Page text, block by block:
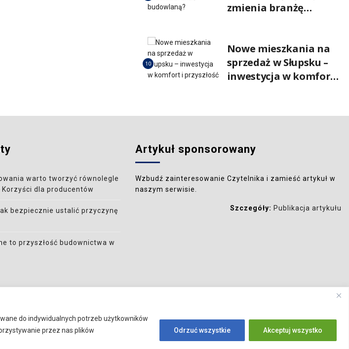
do indywidualnych potrzeb użytkowników
przez nas plików
Odrzuć wszystkie Akceptuj wszystko
zmienia branżę
10
Nowe mieszkania na
sprzedaż w Słupsku –
inwestycja w komfort i
warto tworzyć równolegle
dla producentów
bezpiecznie ustalić przyczynę
to przyszłość budownictwa w
Artykuł sponsorowany
Wzbudź zainteresowanie Czytelnika i zamieść artykuł w
naszym serwisie.
Szczegóły: Publikacja artykułu
Motoryzacja Ogród Rozrywka Sport Technologia Turystyka